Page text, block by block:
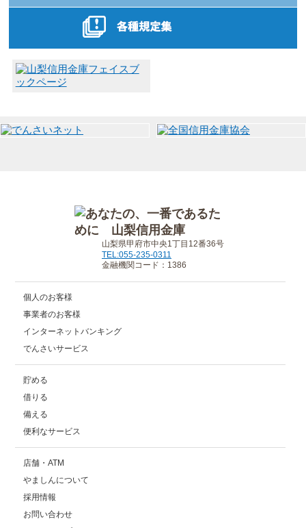
山梨県甲府市中央1丁目12番36号
TEL:055-235-0311
金融機関コード：1386
個人のお客様
事業者のお客様
インターネットバンキング
でんさいサービス
貯める
借りる
備える
便利なサービス
店舗・ATM
やましんについて
採用情報
お問い合わせ